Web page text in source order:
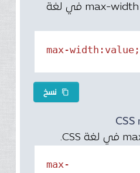
طريقة كتابة خاصية max-width في لغة
max-width:value;
نسخ content_copy
max-